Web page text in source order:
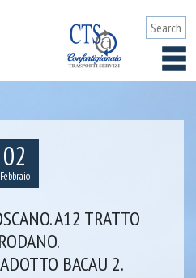
02
Febbraio
A12 TRATTO
BACAU 2.